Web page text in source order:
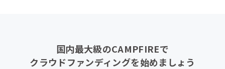
国内最大級のCAMPFIREで
クラウドファンディングを始めましょう